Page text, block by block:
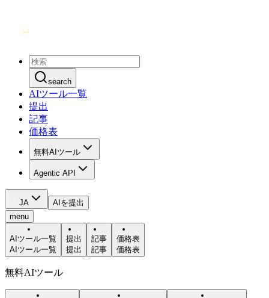
search
AIツール一覧
提出
記事
価格表
無料AIツール
Agentic API
JA
AIを提出
menu
AIツール一覧
AIツール一覧
提出
提出
記事
記事
価格表
価格表
無料AIツール